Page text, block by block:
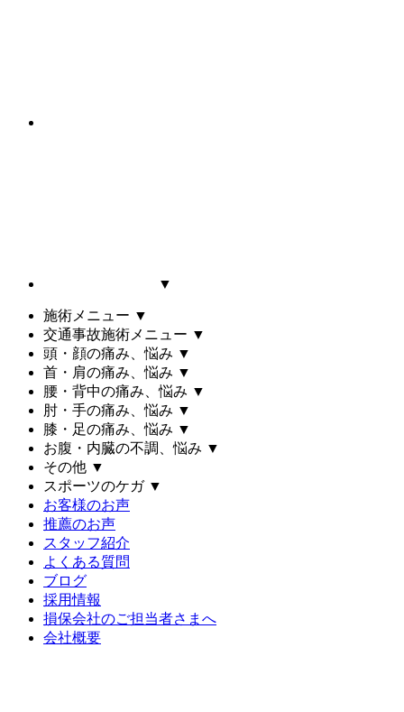
▼
施術メニュー ▼
交通事故施術メニュー ▼
頭・顔の痛み、悩み ▼
首・肩の痛み、悩み ▼
腰・背中の痛み、悩み ▼
肘・手の痛み、悩み ▼
膝・足の痛み、悩み ▼
お腹・内臓の不調、悩み ▼
その他 ▼
スポーツのケガ ▼
お客様のお声
推薦のお声
スタッフ紹介
よくある質問
ブログ
採用情報
損保会社のご担当者さまへ
会社概要